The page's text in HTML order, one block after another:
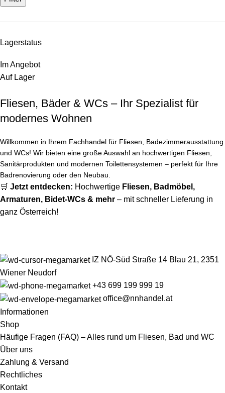
Lagerstatus
Im Angebot
Auf Lager
Fliesen, Bäder & WCs – Ihr Spezialist für
modernes Wohnen
Willkommen in Ihrem Fachhandel für Fliesen, Badezimmerausstattung
und WCs! Wir bieten eine große Auswahl an hochwertigen Fliesen,
Sanitärprodukten und modernen Toilettensystemen – perfekt für Ihre
Badrenovierung oder den Neubau.
🛒 Jetzt entdecken: Hochwertige Fliesen, Badmöbel ,
Armaturen, Bidet-WCs & mehr – mit schneller Lieferung in
ganz Österreich!
IZ NÖ-Süd Straße 14 Blau 21, 2351
Wiener Neudorf
+43 699 199 999 19
office@nnhandel.at
Informationen
Shop
Häufige Fragen (FAQ) – Alles rund um Fliesen, Bad und WC
Über uns
Zahlung & Versand
Rechtliches
Kontakt